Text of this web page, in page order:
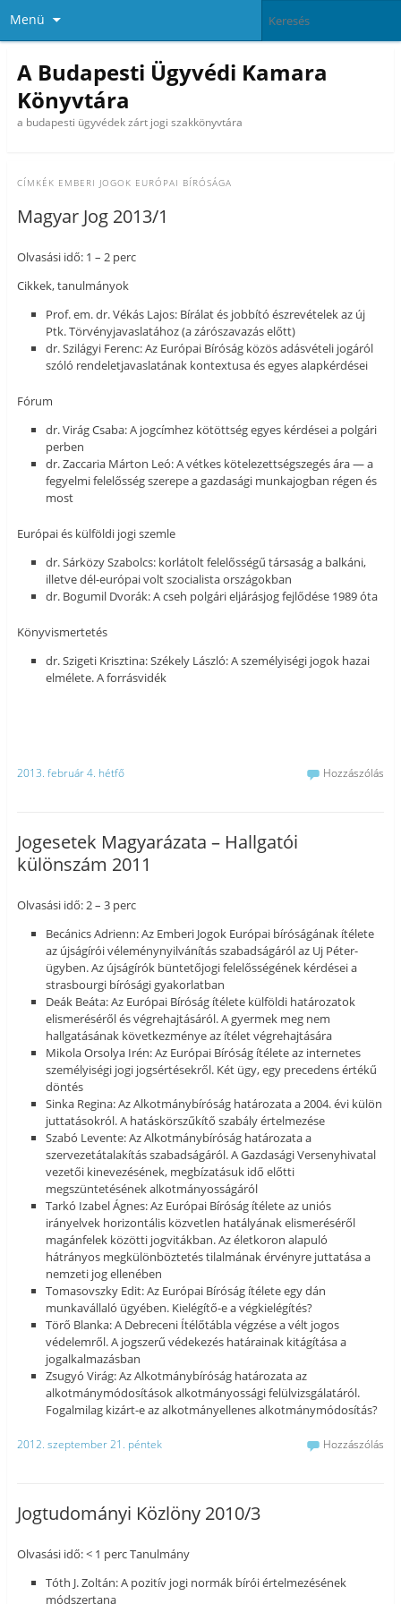
Menü
A Budapesti Ügyvédi Kamara
Könyvtára
a budapesti ügyvédek zárt jogi szakkönyvtára
CÍMKÉK EMBERI JOGOK EURÓPAI BÍRÓSÁGA
Magyar Jog 2013/1
Olvasási idő: 1 – 2 perc
Cikkek, tanulmányok
Prof. em. dr. Vékás Lajos: Bírálat és jobbító észrevételek az új
Ptk. Törvényjavaslatához (a zárószavazás előtt)
dr. Szilágyi Ferenc: Az Európai Bíróság közös adásvételi jogáról
szóló rendeletjavaslatának kontextusa és egyes alapkérdései
Fórum
dr. Virág Csaba: A jogcímhez kötöttség egyes kérdései a polgári
perben
dr. Zaccaria Márton Leó: A vétkes kötelezettségszegés ára — a
fegyelmi felelősség szerepe a gazdasági munkajogban régen és
most
Európai és külföldi jogi szemle
dr. Sárközy Szabolcs: korlátolt felelősségű társaság a balkáni,
illetve dél-európai volt szocialista országokban
dr. Bogumil Dvorák: A cseh polgári eljárásjog fejlődése 1989 óta
Könyvismertetés
dr. Szigeti Krisztina: Székely László: A személyiségi jogok hazai
elmélete. A forrásvidék
2013. február 4. hétfő Hozzászólás
Jogesetek Magyarázata – Hallgatói
különszám 2011
Olvasási idő: 2 – 3 perc
Becánics Adrienn: Az Emberi Jogok Európai bíróságának ítélete
az újságírói véleménynyilvánítás szabadságáról az Uj Péter-
ügyben. Az újságírók büntetőjogi felelősségének kérdései a
strasbourgi bírósági gyakorlatban
Deák Beáta: Az Európai Bíróság ítélete külföldi határozatok
elismeréséről és végrehajtásáról. A gyermek meg nem
hallgatásának következménye az ítélet végrehajtására
Mikola Orsolya Irén: Az Európai Bíróság ítélete az internetes
személyiségi jogi jogsértésekről. Két ügy, egy precedens értékű
döntés
Sinka Regina: Az Alkotmánybíróság határozata a 2004. évi külön
juttatásokról. A hatáskörszűkítő szabály értelmezése
Szabó Levente: Az Alkotmánybíróság határozata a
szervezetátalakítás szabadságáról. A Gazdasági Versenyhivatal
vezetői kinevezésének, megbízatásuk idő előtti
megszüntetésének alkotmányosságáról
Tarkó Izabel Ágnes: Az Európai Bíróság ítélete az uniós
irányelvek horizontális közvetlen hatályának elismeréséről
magánfelek közötti jogvitákban. Az életkoron alapuló
hátrányos megkülönböztetés tilalmának érvényre juttatása a
nemzeti jog ellenében
Tomasovszky Edit: Az Európai Bíróság ítélete egy dán
munkavállaló ügyében. Kielégítő-e a végkielégítés?
Törő Blanka: A Debreceni Ítélőtábla végzése a vélt jogos
védelemről. A jogszerű védekezés határainak kitágítása a
jogalkalmazásban
Zsugyó Virág: Az Alkotmánybíróság határozata az
alkotmánymódosítások alkotmányossági felülvizsgálatáról.
Fogalmilag kizárt-e az alkotmányellenes alkotmánymódosítás?
2012. szeptember 21. péntek Hozzászólás
Jogtudományi Közlöny 2010/3
Olvasási idő: < 1 perc Tanulmány
Tóth J. Zoltán: A pozitív jogi normák bírói értelmezésének
módszertana